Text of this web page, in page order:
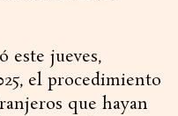
este jueves,
el procedimiento
que hayan